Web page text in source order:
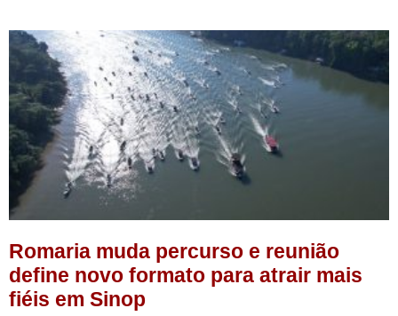
Romaria muda percurso e reunião
define novo formato para atrair mais
fiéis em Sinop